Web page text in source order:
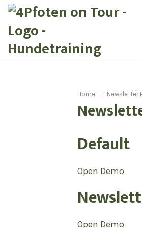
Home Newsletter
Default
Open Demo
Open Demo